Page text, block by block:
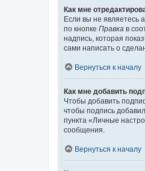
Как мне
Если вы не являетесь
по кнопке Правка в
надпись, которая
сами написать о
Вернуться к началу
Как мне добавить
Чтобы добавить
чтобы подпись
пункта «Личные
сообщения.
Вернуться к началу